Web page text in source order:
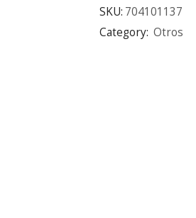
SKU: 704101137
Category: Otros